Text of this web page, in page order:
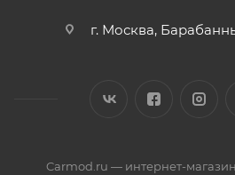
г. Москва,
Carmod.ru — интернет-